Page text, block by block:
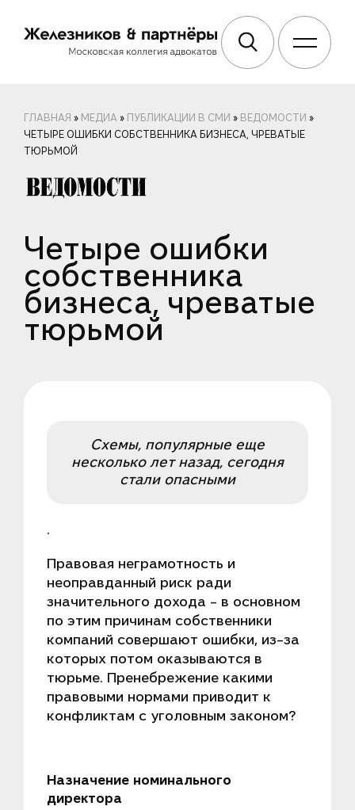
ГЛАВНАЯ » МЕДИА » ПУБЛИКАЦИИ В СМИ » ВЕДОМОСТИ »
ЧЕТЫРЕ ОШИБКИ СОБСТВЕННИКА БИЗНЕСА, ЧРЕВАТЫЕ
ТЮРЬМОЙ
Четыре ошибки
собственника
бизнеса, чреватые
тюрьмой
Схемы, популярные еще
несколько лет назад, сегодня
стали опасными
.
Правовая неграмотность и
неоправданный риск ради
значительного дохода – в основном
по этим причинам собственники
компаний совершают ошибки, из-за
которых потом оказываются в
тюрьме. Пренебрежение какими
правовыми нормами приводит к
конфликтам с уголовным законом?
Назначение номинального
директора